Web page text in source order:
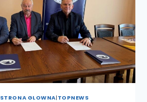
STRONA GLOWNA|TOPNEWS